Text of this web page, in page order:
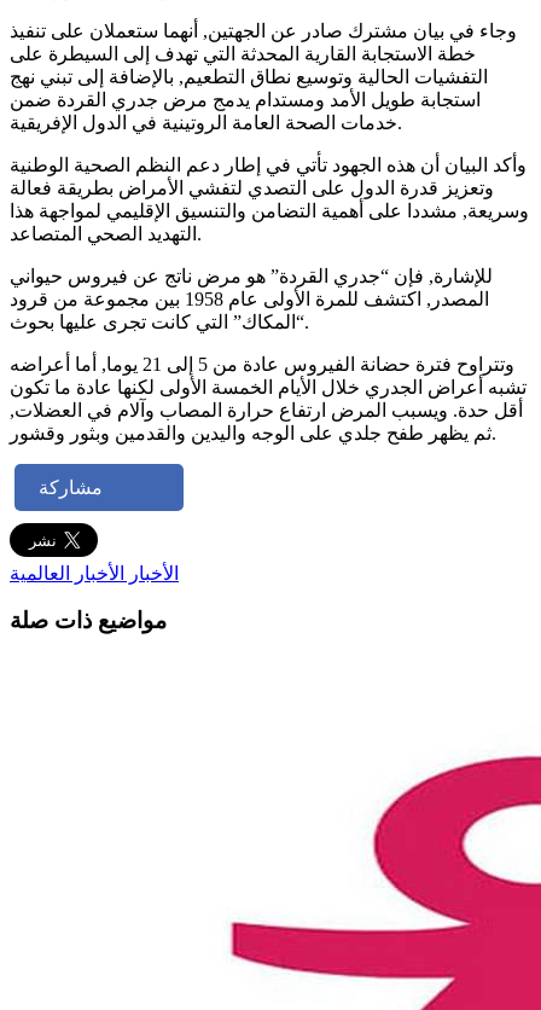
وجاء في بيان مشترك صادر عن الجهتين, أنهما ستعملان على تنفيذ
خطة الاستجابة القارية المحدثة التي تهدف إلى السيطرة على
التفشيات الحالية وتوسيع نطاق التطعيم, بالإضافة إلى تبني نهج
استجابة طويل الأمد ومستدام يدمج مرض جدري القردة ضمن
خدمات الصحة العامة الروتينية في الدول الإفريقية.
وأكد البيان أن هذه الجهود تأتي في إطار دعم النظم الصحية الوطنية
وتعزيز قدرة الدول على التصدي لتفشي الأمراض بطريقة فعالة
وسريعة, مشددا على أهمية التضامن والتنسيق الإقليمي لمواجهة هذا
التهديد الصحي المتصاعد.
للإشارة, فإن “جدري القردة” هو مرض ناتج عن فيروس حيواني
المصدر, اكتشف للمرة الأولى عام 1958 بين مجموعة من قرود
“المكاك” التي كانت تجرى عليها بحوث.
وتتراوح فترة حضانة الفيروس عادة من 5 إلى 21 يوما, أما أعراضه
تشبه أعراض الجدري خلال الأيام الخمسة الأولى لكنها عادة ما تكون
أقل حدة. ويسبب المرض ارتفاع حرارة المصاب وآلام في العضلات,
ثم يظهر طفح جلدي على الوجه واليدين والقدمين وبثور وقشور.
مشاركة
الأخبار الأخبار العالمية
مواضيع ذات صلة